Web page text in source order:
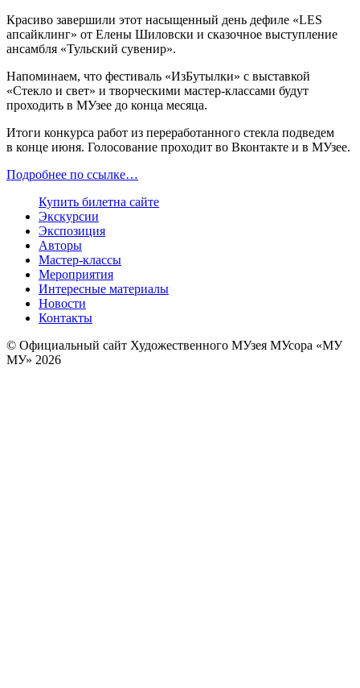
Красиво завершили этот насыщенный день дефиле «LES
апсайклинг» от Елены Шиловски и сказочное выступление
ансамбля «Тульский сувенир».
Напоминаем, что фестиваль «ИзБутылки» с выставкой
«Стекло и свет» и творческими мастер-классами будут
проходить в МУзее до конца месяца.
Итоги конкурса работ из переработанного стекла подведем
в конце июня. Голосование проходит во Вконтакте и в МУзее.
Подробнее по ссылке…
Купить билетна сайте
Экскурсии
Экспозиция
Авторы
Мастер-классы
Мероприятия
Интересные материалы
Новости
Контакты
© Официальный сайт Художественного МУзея МУсора «МУ
МУ» 2026